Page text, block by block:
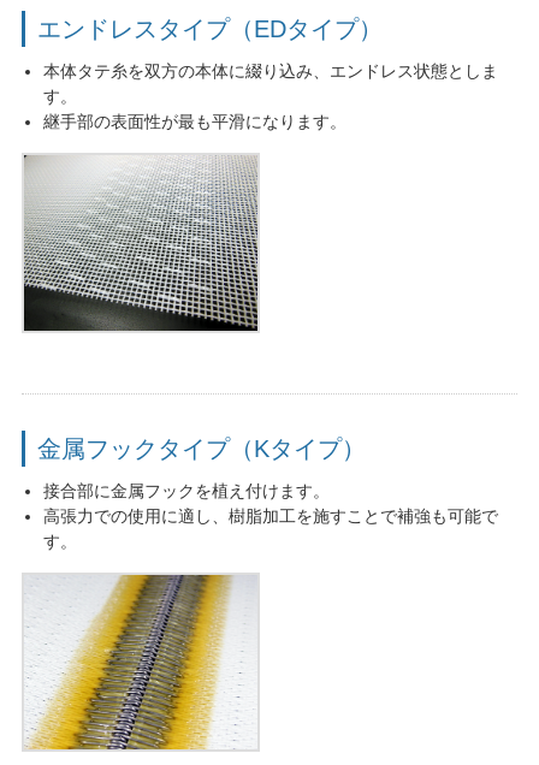
エンドレスタイプ（EDタイプ）
本体タテ糸を双方の本体に綴り込み、エンドレス状態としま
す。
継手部の表面性が最も平滑になります。
金属フックタイプ（Kタイプ）
接合部に金属フックを植え付けます。
高張力での使用に適し、樹脂加工を施すことで補強も可能で
す。